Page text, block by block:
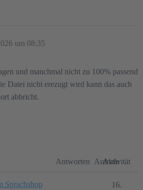
um 08:35
und manchmal nicht zu 100% passend
Datei nicht erezugt wird kann das auch
abbricht.
Antworten Aufrufe
Aktivität
Sprachshop
16.